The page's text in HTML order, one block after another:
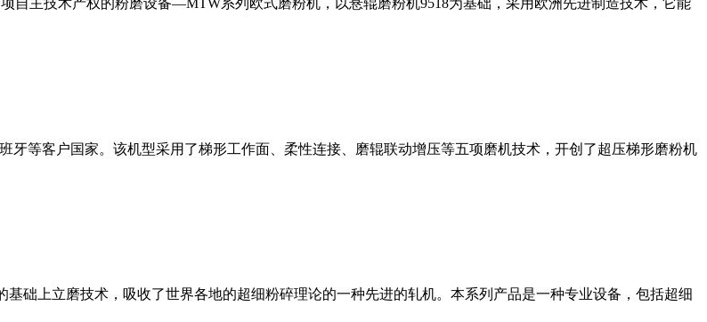
自主技术产权的粉磨设备—MTW系列欧式磨粉机，以悬辊磨粉机9518为基础，采用欧洲先进制造技术，它能
牙等客户国家。该机型采用了梯形工作面、柔性连接、磨辊联动增压等五项磨机技术，开创了超压梯形磨粉机
础上立磨技术，吸收了世界各地的超细粉碎理论的一种先进的轧机。本系列产品是一种专业设备，包括超细